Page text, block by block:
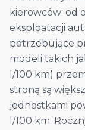
kierowców: od
eksploatacji
potrzebujące
modeli takich
l/100 km)
stroną są
jednostkami
l/100 km.